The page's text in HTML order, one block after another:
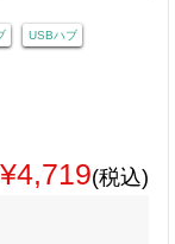
USBハブ
¥4,719(税込)